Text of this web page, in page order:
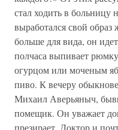
стал ходить в
выработался свой
больше для вида, он
полчаса выпивает
огурцом или моченым
пиво. К вечеру
Михаил Аверьяныч,
помещик. Он уважает
презирает. Доктор и